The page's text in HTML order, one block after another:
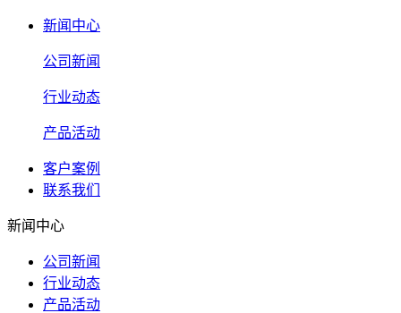
新闻中心
公司新闻
行业动态
产品活动
客户案例
联系我们
新闻中心
公司新闻
行业动态
产品活动